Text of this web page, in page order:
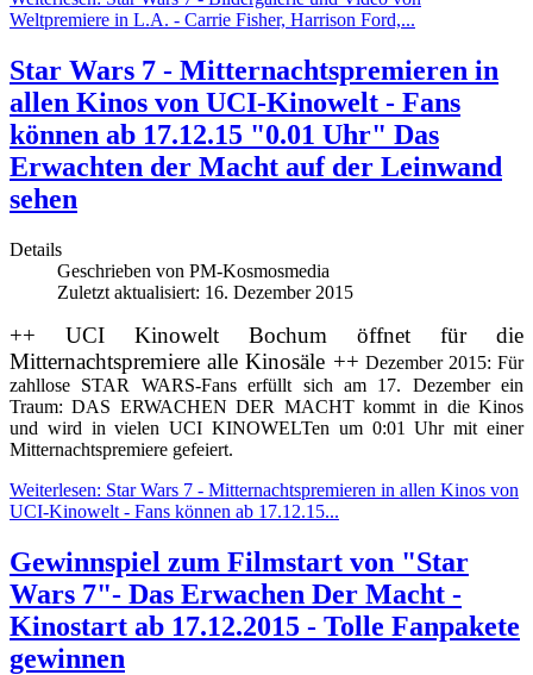
Weltpremiere in L.A. - Carrie Fisher, Harrison Ford,...
Star Wars 7 - Mitternachtspremieren in
allen Kinos von UCI-Kinowelt - Fans
können ab 17.12.15 "0.01 Uhr" Das
Erwachten der Macht auf der Leinwand
sehen
Details
Geschrieben von PM-Kosmosmedia
Zuletzt aktualisiert: 16. Dezember 2015
++ UCI Kinowelt Bochum öffnet für die
Mitternachtspremiere alle Kinosäle ++ Dezember 2015: Für
zahllose STAR WARS-Fans erfüllt sich am 17. Dezember ein
Traum: DAS ERWACHEN DER MACHT kommt in die Kinos
und wird in vielen UCI KINOWELTen um 0:01 Uhr mit einer
Mitternachtspremiere gefeiert.
Weiterlesen: Star Wars 7 - Mitternachtspremieren in allen Kinos von
UCI-Kinowelt - Fans können ab 17.12.15...
Gewinnspiel zum Filmstart von "Star
Wars 7"- Das Erwachen Der Macht -
Kinostart ab 17.12.2015 - Tolle Fanpakete
gewinnen